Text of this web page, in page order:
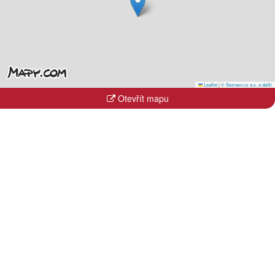
Leaflet|© Seznam.cz a.s. a další
Otevřít mapu